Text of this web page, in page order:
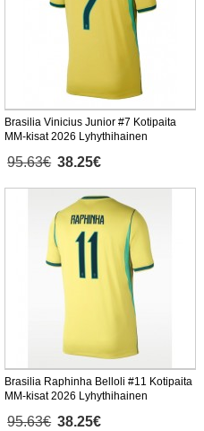
Brasilia Vinicius Junior #7 Kotipaita
MM-kisat 2026 Lyhythihainen
95.63€ 38.25€
Brasilia Raphinha Belloli #11 Kotipaita
MM-kisat 2026 Lyhythihainen
95.63€ 38.25€